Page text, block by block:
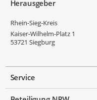
Herausgeber
Rhein-Sieg-Kreis
Kaiser-Wilhelm-Platz 1
53721 Siegburg
Service